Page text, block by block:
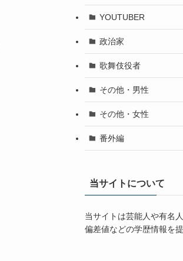
YOUTUBER
政治家
歌舞伎役者
その他・男性
その他・女性
番外編
当サイトについて
当サイトは芸能人や有名
偏差値などの学歴情報を